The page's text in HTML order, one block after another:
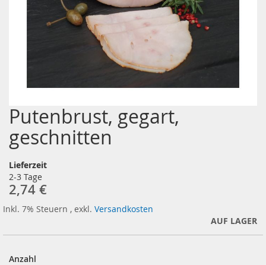
Zum
Anfang
der
Bildergalerie
Putenbrust, gegart,
geschnitten
Lieferzeit
2-3 Tage
2,74 €
Inkl. 7% Steuern , exkl. Versandkosten
AUF LAGER
Anzahl